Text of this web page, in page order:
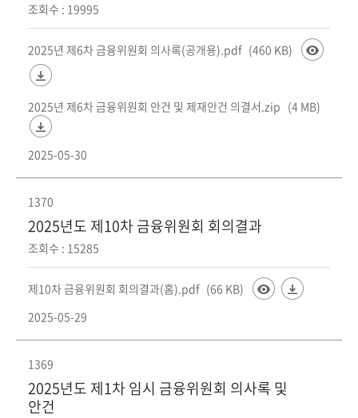
금
조회수 : 19995
2025년 제6차 금융위원회 의사록(공개용).pdf (460 KB)
2025년 제6차 금융위원회 안건 및 제재안건 의결서.zip (4 MB)
2025-05-30
1370
2025년도 제10차 금융위원회 회의결과
조회수 : 15285
제10차 금융위원회 회의결과(홈).pdf (66 KB)
2025-05-29
1369
2025년도 제1차 임시 금융위원회 의사록 및
안건